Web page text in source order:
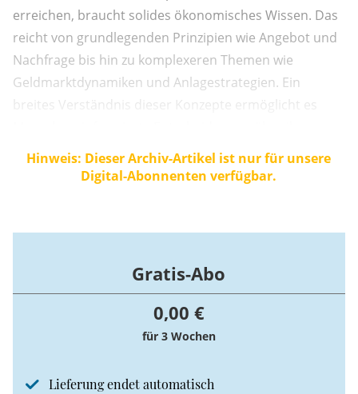
erreichen, braucht solides ökonomisches Wissen. Das
reicht von grundlegenden Prinzipien wie Angebot und
Nachfrage bis hin zu komplexeren Themen wie
Geldmarktdynamiken und Anlagestrategien. Ein
breites Verständnis dieser Konzepte ermöglicht es
Finanzen zu treffen, Risiken abzuwägen und Chancen
auf dem Markt zu erkennen.
Hinweis: Dieser Archiv-Artikel ist nur für unsere
Digital-Abonnenten verfügbar.
Gratis-Abo
0,00 €
für 3 Wochen
Lieferung endet automatisch